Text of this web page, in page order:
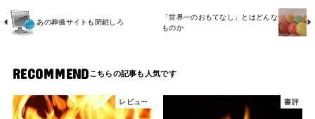
あの葬儀サイトも閉鎖しろ
「世界一のおもてなし」とはどんな
ものか
RECOMMEND
レビュー 書評